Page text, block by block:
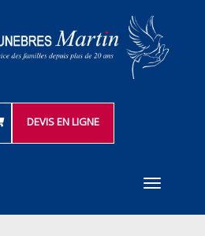
DEVIS EN LIGNE
Toggle